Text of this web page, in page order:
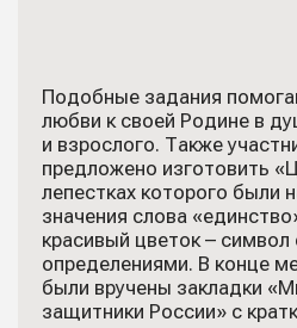
Подобные задания
любви к своей Родине в
и взрослого. Также
предложено изготовить
лепестках которого были
значения слова
красивый цветок – символ
определениями. В конце
были вручены закладки
защитники России» с